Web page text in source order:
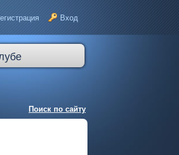
Вход
Поиск по сайту